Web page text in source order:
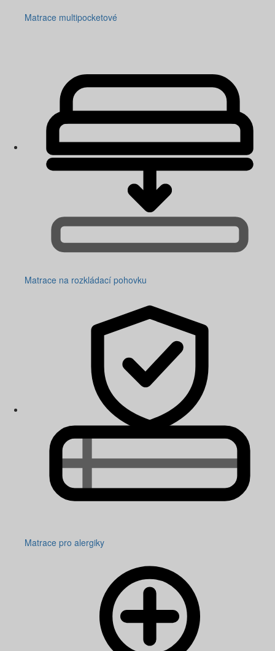
Matrace multipocketové
Matrace na rozkládací pohovku
Matrace pro alergiky